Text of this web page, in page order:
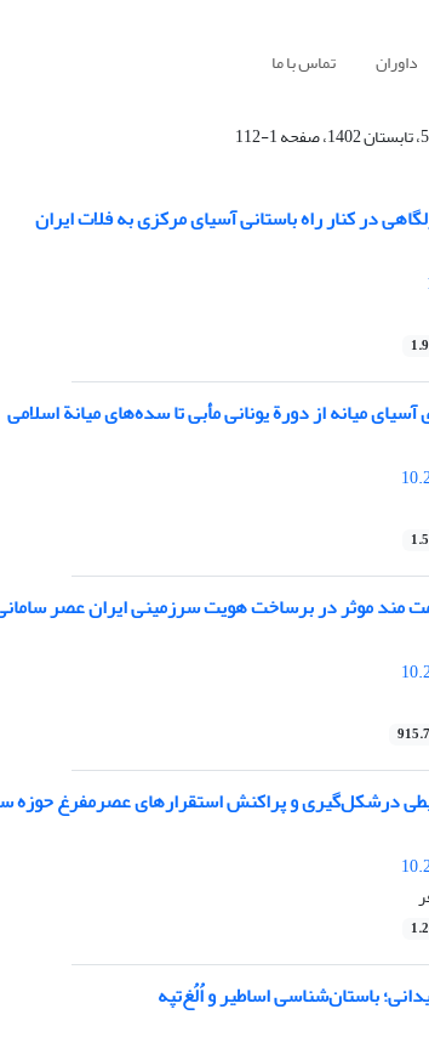
داوران تماس با ما
در کنار راه باستانی آسیای مرکزی به فلات ایران
میانه از دورة یونانی مأبی تا سده‌های میانة‌ اسلامی
مند موثر در برساخت هویت سرزمینی ایران عصر
درشکل‌گیری و پراکنش استقرارهای عصرمفرغ
باستان‌شناسی اساطیر و اُلُغ‌تپه